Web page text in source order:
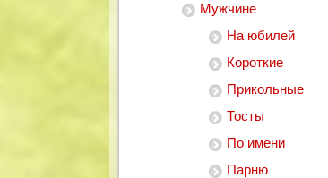
Мужчине
На юбилей
Короткие
Прикольные
Тосты
По имени
Парню